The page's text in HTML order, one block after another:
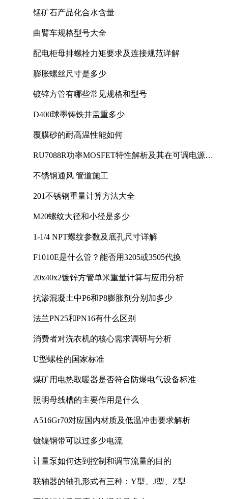
锰矿石产品化合水含量
曲臂车规格型号大全
配电柜母排螺栓力矩要求及连接规范详解
膨胀螺丝尺寸是多少
镀锌方管有哪些常见规格和型号
D400球墨铸铁井盖重多少
覆膜砂的耐高温性能如何
RU7088R功率MOSFET特性解析及其在可调电源设
不锈钢通风 管道施工
201不锈钢重量计算方法大全
M20螺纹大径和小径是多少
1-1/4 NPT螺纹参数及底孔尺寸详解
F1010E是什么管？能否用3205或3505代换
20x40x2镀锌方管单米重量计算与应用分析
抗渗混凝土中P6和P8膨胀剂分别加多少
法兰PN25和PN16有什么区别
消费者对洗衣机的核心需求调研与分析
U型螺栓的国家标准
煤矿用电热取暖器是否符合防爆电气设备标准
照明母线槽的主要作用是什么
A516Gr70对应国内材质及低温冲击要求解析
镀镍钢带可以过多少电流
计量泵如何达到控制和调节流量的目的
联轴器的轴孔形式有三种：Y型、J型、Z型